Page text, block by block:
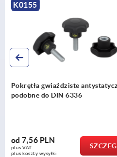
K0155
Pokrętła gwiaździste z linką
zabezpieczającą DIN 6336
od7,07 PLN
plus VAT
plus koszty wysyłki